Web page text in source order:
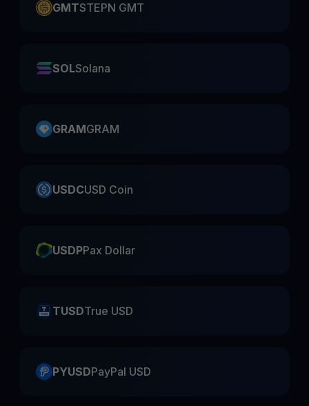
GMTSTEPN GMT
SOLSolana
GRAMGRAM
USDCUSD Coin
USDPPax Dollar
TUSDTrue USD
PYUSDPayPal USD